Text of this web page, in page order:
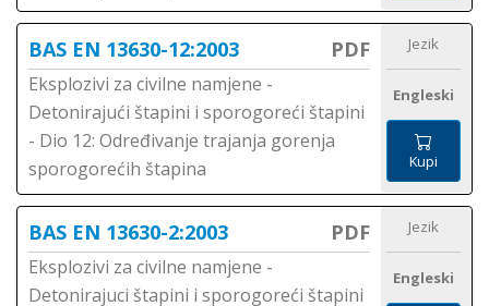
BAS EN 13630-12:2003 PDF
Eksplozivi za civilne namjene -
Detonirajući štapini i sporogoreći štapini
- Dio 12: Određivanje trajanja gorenja
sporogorećih štapina
Jezik
Engleski
Kupi
BAS EN 13630-2:2003 PDF
Eksplozivi za civilne namjene -
Detonirajuci štapini i sporogoreći štapini
Jezik
Engleski